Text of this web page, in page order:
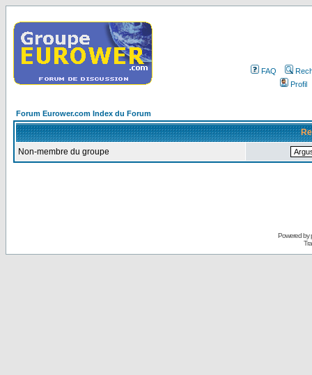
FAQ
Profil
Forum Eurower.com Index du Forum
Non-membre du groupe
Powered by